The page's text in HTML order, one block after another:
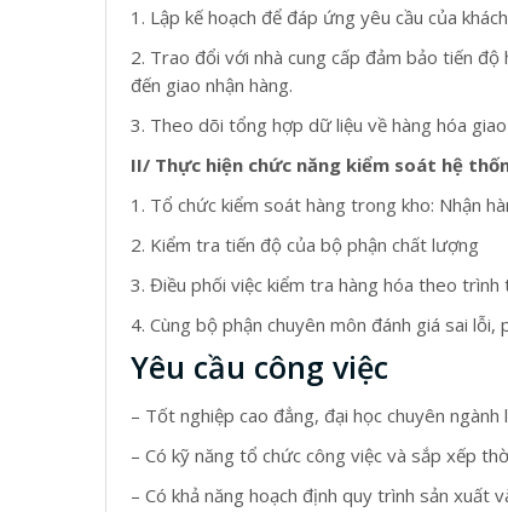
1. Lập kế hoạch để đáp ứng yêu cầu của
2. Trao đổi với nhà cung cấp đảm bảo tiến
đến giao nhận hàng.
3. Theo dõi tổng hợp dữ liệu về hàng hóa
II/ Thực hiện chức năng kiểm soát hệ
1. Tổ chức kiểm soát hàng trong kho: Nhận
2. Kiểm tra tiến độ của bộ phận chất lượng
3. Điều phối việc kiểm tra hàng hóa theo
4. Cùng bộ phận chuyên môn đánh giá sai
Yêu cầu công việc
– Tốt nghiệp cao đẳng, đại học chuyên ngành
– Có kỹ năng tổ chức công việc và sắp xếp
– Có khả năng hoạch định quy trình sản xuất